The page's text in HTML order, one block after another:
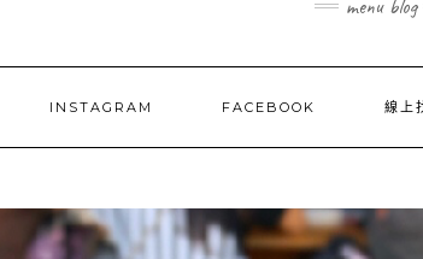
menu blog
INSTAGRAM FACEBOOK 線上